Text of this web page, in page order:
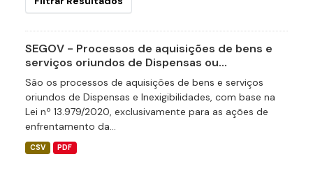
SEGOV - Processos de aquisições de bens e
serviços oriundos de Dispensas ou...
São os processos de aquisições de bens e serviços
oriundos de Dispensas e Inexigibilidades, com base na
Lei nº 13.979/2020, exclusivamente para as ações de
enfrentamento da...
CSV PDF